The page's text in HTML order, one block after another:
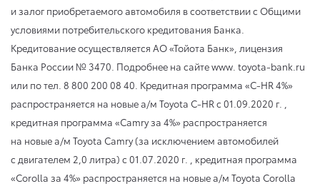
и залог приобретаемого автомобиля в соответствии с Общими
условиями потребительского кредитования Банка.
Кредитование осуществляется АО «Тойота Банк», лицензия
Банка России № 3470. Подробнее на сайте www. toyota-bank.ru
или по тел. 8 800 200 08 40. Кредитная программа «C-HR 4%»
распространяется на новые а/м Toyota C-HR с 01.09.2020 г.
кредитная программа «Camry за 4%» распространяется
на новые а/м Toyota Camry (за исключением автомобилей
с двигателем 2,0 литра) с 01.07.2020 г.
, кредитная программа
«Corolla за 4%» распространяется на новые а/м Toyota Corolla